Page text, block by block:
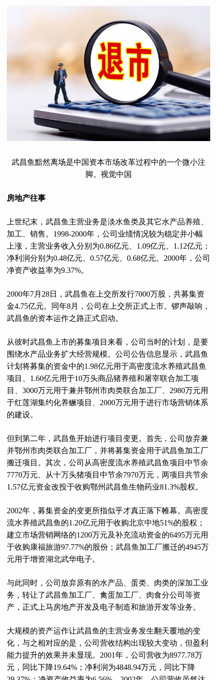
武昌鱼黯然离场是中国资本市场改革过程中的一个微小注
脚。视觉中国
房地产往事
上世纪末，武昌鱼主营业务是淡水鱼类及其它水产品养殖、
加工、销售。1998-2000年，公司业绩情况较为稳定并小幅
上涨，主营业务收入分别为0.86亿元、1.09亿元、1.12亿元；
净利润分别为0.48亿元、0.57亿元、0.68亿元。2000年，公司
净资产收益率为9.37%。
2000年7月28日，武昌鱼在上交所发行7000万股，共募集资
金4.75亿元。同年8月，公司在上交所正式上市。锣声敲响，
武昌鱼的资本运作之路正式启动。
从彼时武昌鱼上市的募集项目来看，公司当时的计划，是要
围绕水产品业务扩大经营规模。公司公告信息显示，武昌鱼
计划将募集的资金中的1.98亿元用于高密度流水养殖武昌鱼
项目、1.60亿元用于10万头商品猪养殖和屠宰联合加工项
目、3000万元用于兼并鄂州市肉类联合加工厂、2980万元用
于红莲湖集约化养鳜项目、2000万元用于进行市场营销体系
的建设。
但到第二年，武昌鱼开始进行项目变更。首先，公司放弃兼
并鄂州市肉类联合加工厂，并将募集资金用于武昌鱼加工厂
搬迁项目。其次，公司从高密度流水养殖武昌鱼项目中节余
7770万元、从十万头猪项目中节余7970万元，两项目共节余
1.57亿元资金改投于收购鄂州武昌鱼生物药业81.3%股权。
2002年，募集资金的变更所指似乎才真正落下帷幕。高密度
流水养殖武昌鱼的1.20亿元用于收购北京中地51%的股权；
建立市场营销网络的1200万元及补充流动资金的6495万元用
于收购康福旅游97.77%的股份；武昌鱼加工厂搬迁的4945万
元用于增资湖北武华电子。
与此同时，公司放弃原有的水产品、蛋类、肉类的深加工业
务，转让了武昌鱼加工厂、禽蛋加工厂、肉食分公司等资
产，正式上马房地产开发及电子制造和旅游开发等业务。
大规模的资产运作让武昌鱼的主营业务发生翻天覆地的变
化，与之相对应的是，公司营收结构出现较大变动，但盈利
能力提升的效果并未显现。2001年，公司营收为8977.78万
元，同比下降19.64%；净利润为4848.94万元，同比下降